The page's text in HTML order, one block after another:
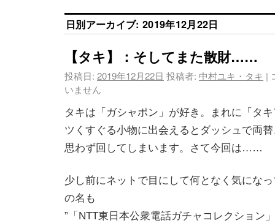
日別アーカイブ: 2019年12月22日
【タキ】：そしてまた散財……
投稿日: 2019年12月22日 投稿者: 中村ユキ・タキ |
いません
タキは「ガシャポン」が好き。まれに「タ
ツくすぐる小物に出会えるとダッシュで両
思わず回してしまいます。さて今回は……
少し前にネットで目にして何となく気にな
の名も
”「NTT東日本公衆電話ガチャコレクション